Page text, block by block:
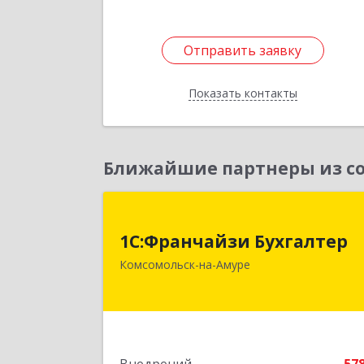
Отправить заявку
Показать контакты
Отправить заявку
Назад
Ближайшие партнеры из
1С:Франчайзи Бухгалтер
Комсомольск-на-Амуре
681000, Хабаровский край,
Комсомольск-на-Амуре г,